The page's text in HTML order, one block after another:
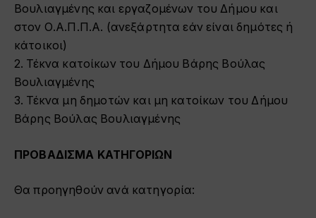
Βουλιαγμένης και εργαζομένων του Δήμου και
στον Ο.Α.Π.Π.Α. (ανεξάρτητα εάν είναι δημότες ή
κάτοικοι)
2. Τέκνα κατοίκων του Δήμου Βάρης Βούλας
Βουλιαγμένης
3. Τέκνα μη δημοτών και μη κατοίκων του Δήμου
Βάρης Βούλας Βουλιαγμένης
ΠΡΟΒΑΔΙΣΜΑ ΚΑΤΗΓΟΡΙΩΝ
Θα προηγηθούν ανά κατηγορία: